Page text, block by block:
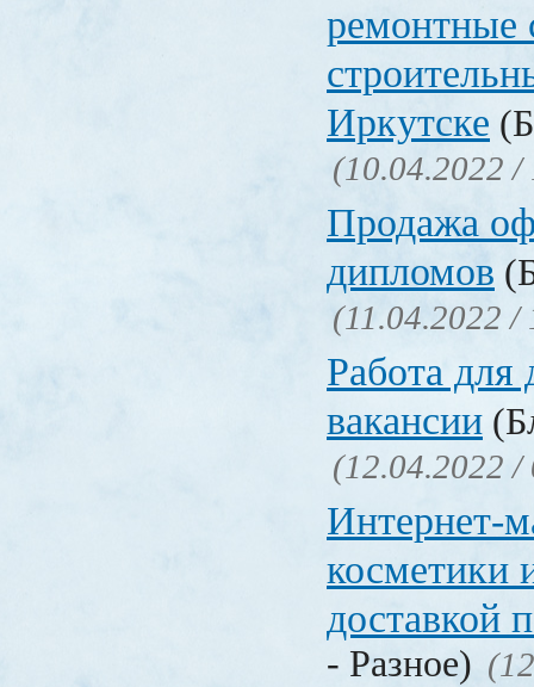
ремонтные
Иркутске
(10.04.2022 /
Продажа
дипломов
(11.04.2022 /
Работа для
вакансии
(12.04.2022 /
Интернет-
косметики
доставкой
- Разное)